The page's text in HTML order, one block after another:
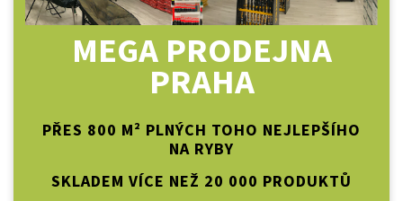
MEGA PRODEJNA
PRAHA
PŘES 800 M² PLNÝCH TOHO NEJLEPŠÍHO
NA RYBY
SKLADEM VÍCE NEŽ 20 000 PRODUKTŮ